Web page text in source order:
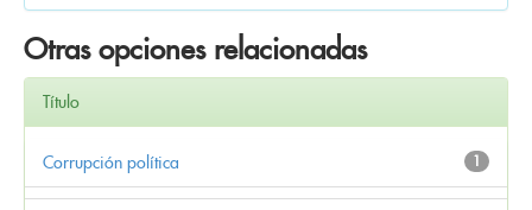
Otras opciones relacionadas
Título
1
Corrupción política